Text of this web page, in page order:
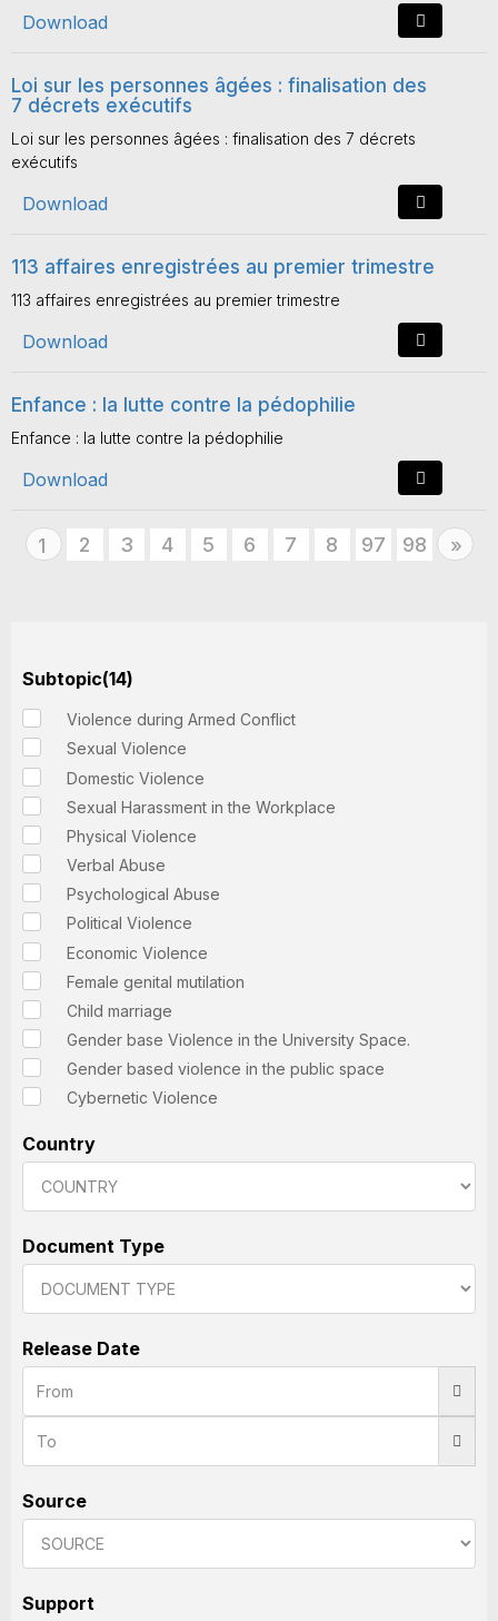
Download
Loi sur les personnes âgées : finalisation des
7 décrets exécutifs
Loi sur les personnes âgées : finalisation des 7 décrets
exécutifs
Download
113 affaires enregistrées au premier trimestre
113 affaires enregistrées au premier trimestre
Download
Enfance : la lutte contre la pédophilie
Enfance : la lutte contre la pédophilie
Download
1 2 3 4 5 6 7 8 97 98 »
Subtopic(14)
Violence during Armed Conflict
Sexual Violence
Domestic Violence
Sexual Harassment in the Workplace
Physical Violence
Verbal Abuse
Psychological Abuse
Political Violence
Economic Violence
Female genital mutilation
Child marriage
Gender base Violence in the University Space.
Gender based violence in the public space
Cybernetic Violence
Country
Document Type
Release Date
Source
Support